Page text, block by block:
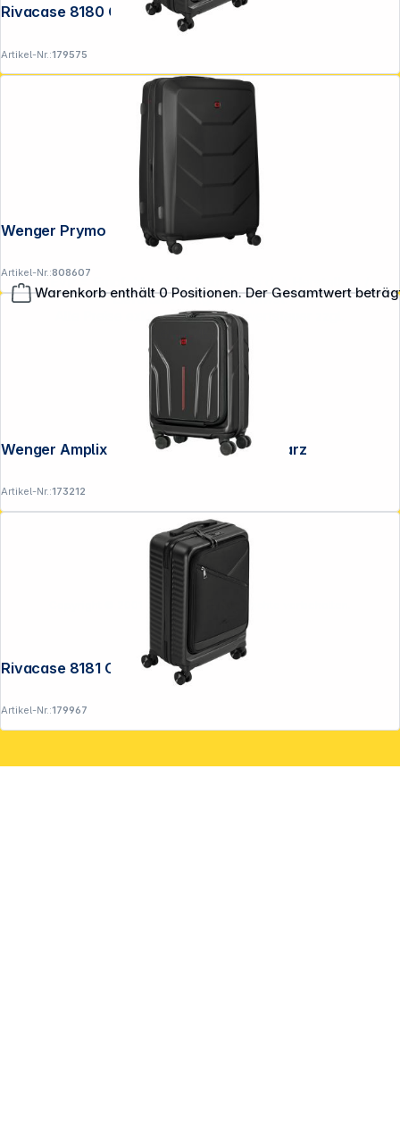
Warenkorb enthält 0 Positionen. Der Gesamtwert
Rivacase 8180 Clark ECO Kabinenkoffer
Artikel-Nr.:179575
Wenger Prymo Large Schwarz
Artikel-Nr.:808607
Wenger Amplix Hardside Carry-On schwarz
Artikel-Nr.:173212
Rivacase 8181 Clark ECO Kabinenkoffer
Artikel-Nr.:179967
Lieferanten zzgl. 19% Mwst.
Alle Preise exkl. gesetzl. Mehrwertsteuer zzgl.
Versandkosten .
Copyright © 2001 - 2026 DGH - Alle Rechte vorbehalten.